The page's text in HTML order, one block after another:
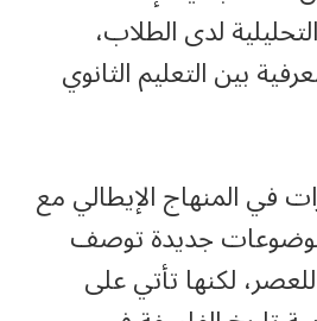
لدى الطلاب،
بين التعليم الثانوي
في المنهاج الإيطالي مع
جديدة توصف
للعصر، لكنها تأتي على